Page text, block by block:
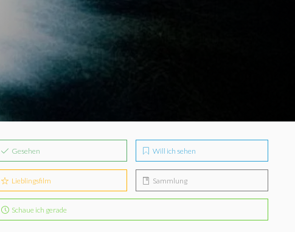
Gesehen Will ich sehen
Lieblingsfilm Sammlung
Schaue ich gerade